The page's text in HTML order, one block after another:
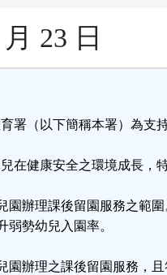
23 日
署（以下簡稱本署）為支
在健康安全之環境成長，
園辦理課後留園服務之範圍
弱勢幼兒入園率。
園辦理之課後留園服務，